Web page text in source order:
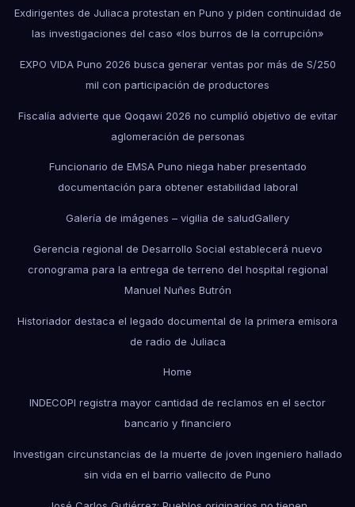
Exdirigentes de Juliaca protestan en Puno y piden continuidad de
las investigaciones del caso «los burros de la corrupción»
EXPO VIDA Puno 2026 busca generar ventas por más de S/250
mil con participación de productores
Fiscalía advierte que Qoqawi 2026 no cumplió objetivo de evitar
aglomeración de personas
Funcionario de EMSA Puno niega haber presentado
documentación para obtener estabilidad laboral
Galería de imágenes – vigilia de saludGallery
Gerencia regional de Desarrollo Social establecerá nuevo
cronograma para la entrega de terreno del hospital regional
Manuel Nuñes Butrón
Historiador destaca el legado documental de la primera emisora
de radio de Juliaca
Home
INDECOPI registra mayor cantidad de reclamos en el sector
bancario y financiero
Investigan circunstancias de la muerte de joven ingeniero hallado
sin vida en el barrio vallecito de Puno